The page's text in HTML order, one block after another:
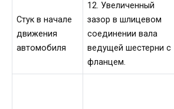
Стук в начале
движения
автомобиля
12. Увеличенный
зазор в шлицевом
соединении вала
ведущей шестерни с
фланцем.